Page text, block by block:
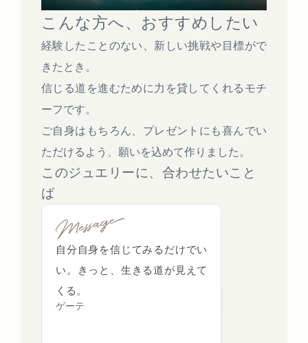
こんな方へ、おすすめしたい
経験したことのない、新しい挑戦や目標がで
きたとき。
信じる道を進むために力を貸してくれるモチ
ーフです。
ご自身はもちろん、プレゼントにも喜んでい
ただけるよう、願いを込めて作りました。
このジュエリーに、合わせたいこと
ば
自分自身を信じてみるだけでい
い。きっと、生きる道が見えて
くる。
ゲーテ